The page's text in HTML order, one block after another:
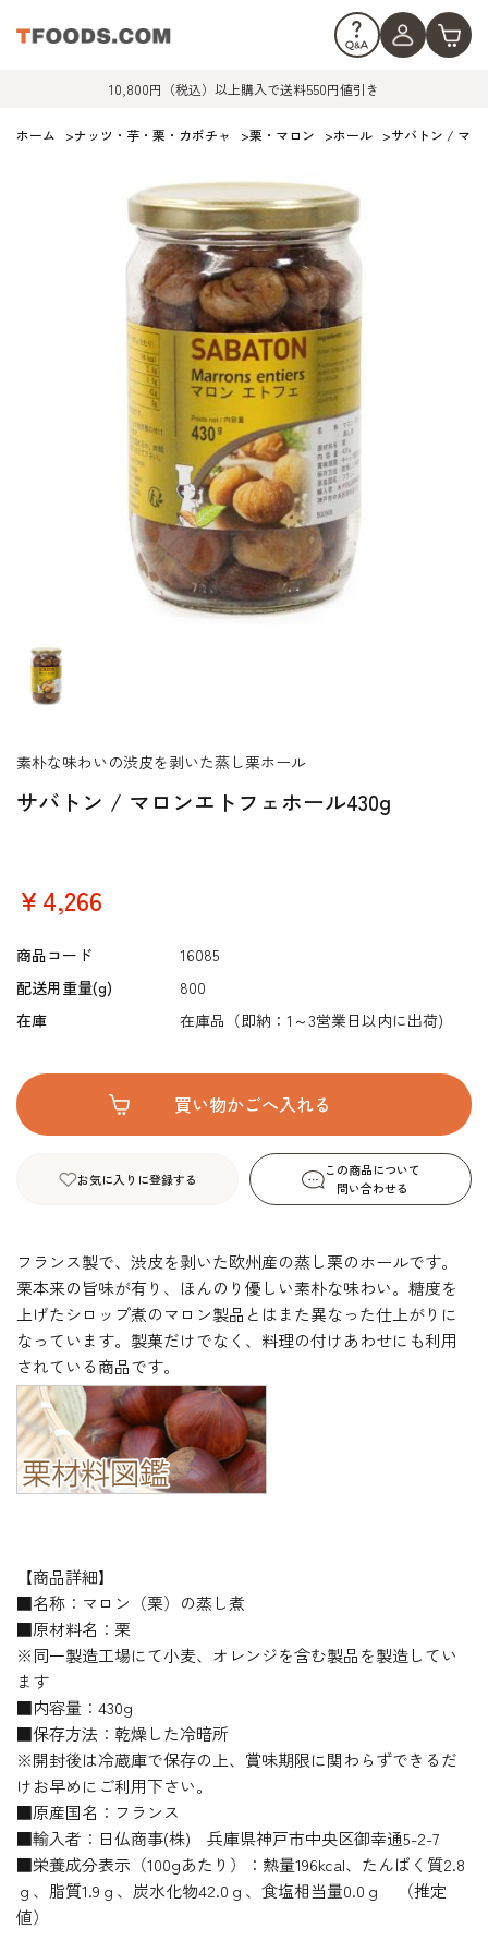
10,800円（税込）以上購入で送料550円値引き
ホーム >ナッツ・芋・栗・カボチャ >栗・マロン >ホール >サバトン / マロ
サバトン / マロンエトフェホール430g
素朴な味わいの渋皮を剥いた蒸し栗ホール
￥4,266
商品コード
16085
配送用重量(g)
800
在庫
在庫品（即納：1～3営業日以内に出荷)
お気に入りに登録する
この商品について
問い合わせる
フランス製で、渋皮を剥いた欧州産の蒸し栗のホールです。
栗本来の旨味が有り、ほんのり優しい素朴な味わい。糖度を
上げたシロップ煮のマロン製品とはまた異なった仕上がりに
なっています。製菓だけでなく、料理の付けあわせにも利用
されている商品です。
【商品詳細】
■名称：マロン（栗）の蒸し煮
■原材料名：栗
※同一製造工場にて小麦、オレンジを含む製品を製造してい
ます
■内容量：430g
■保存方法：乾燥した冷暗所
※開封後は冷蔵庫で保存の上、賞味期限に関わらずできるだ
けお早めにご利用下さい。
■原産国名：フランス
■輸入者：日仏商事(株) 兵庫県神戸市中央区御幸通5-2-7
■栄養成分表示（100gあたり）：熱量196kcal、たんぱく質2.8
ｇ、脂質1.9ｇ、炭水化物42.0ｇ、食塩相当量0.0ｇ （推定
値）